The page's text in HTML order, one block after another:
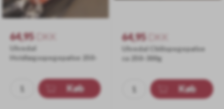
64,95 DKK
Ulvedal
Hvidløgsspegepølse 250-
Køb
64,95 DKK
Ulvedal Chilispegepølse
ca 250-300g
Køb